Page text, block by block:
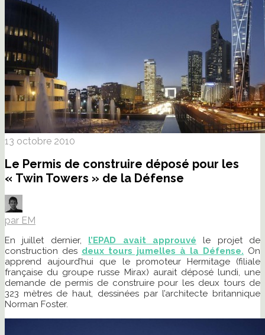
13 octobre 2010
Le Permis de construire déposé pour les
« Twin Towers » de la Défense
par EM
En juillet dernier, l’EPAD avait approuvé le projet de
construction des deux tours jumelles à la Défense. On
apprend aujourd’hui que le promoteur Hermitage (filiale
française du groupe russe Mirax) aurait déposé lundi, une
demande de permis de construire pour les deux tours de
323 mètres de haut, dessinées par l’architecte britannique
Norman Foster.